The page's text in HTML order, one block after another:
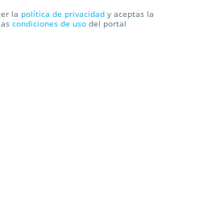
LED, TM Electron
la política de privacidad y aceptas la
condiciones de uso del portal